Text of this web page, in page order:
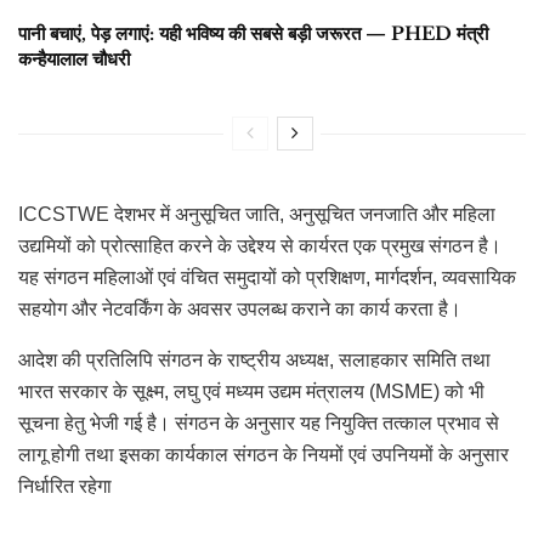
पानी बचाएं, पेड़ लगाएं: यही भविष्य की सबसे बड़ी जरूरत — PHED मंत्री
कन्हैयालाल चौधरी
ICCSTWE देशभर में अनुसूचित जाति, अनुसूचित जनजाति और महिला
उद्यमियों को प्रोत्साहित करने के उद्देश्य से कार्यरत एक प्रमुख संगठन है।
यह संगठन महिलाओं एवं वंचित समुदायों को प्रशिक्षण, मार्गदर्शन, व्यवसायिक
सहयोग और नेटवर्किंग के अवसर उपलब्ध कराने का कार्य करता है।
आदेश की प्रतिलिपि संगठन के राष्ट्रीय अध्यक्ष, सलाहकार समिति तथा
भारत सरकार के सूक्ष्म, लघु एवं मध्यम उद्यम मंत्रालय (MSME) को भी
सूचना हेतु भेजी गई है। संगठन के अनुसार यह नियुक्ति तत्काल प्रभाव से
लागू होगी तथा इसका कार्यकाल संगठन के नियमों एवं उपनियमों के अनुसार
निर्धारित रहेगा